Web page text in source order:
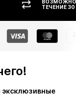
эксклюзивные